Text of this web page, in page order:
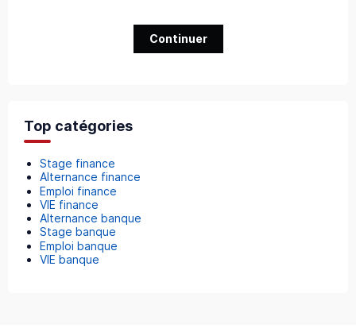
Continuer
Top catégories
Stage finance
Alternance finance
Emploi finance
VIE finance
Alternance banque
Stage banque
Emploi banque
VIE banque